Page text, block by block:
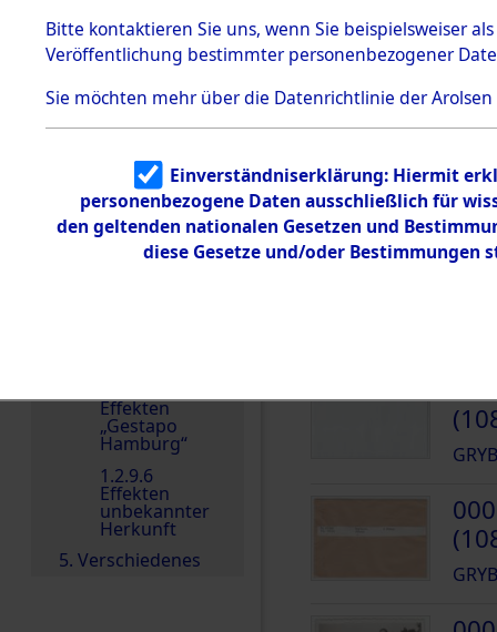
Effekten aus
dem KZ
Dachau,
Landesentsch
ädigungsamt
Effekten aus
dem KZ
Neuengamm
e
Dokument
Effekten
„Gestapo
Hamburg“
1.2.9.6
Effekten
unbekannter
Herkunft
5. Verschiedenes
Die Personalien des
wurden nach der
Inventarisierung und
andere Berechtigte)
Häftlingsnummer
18434
Bitte kontaktieren Sie uns, wenn Sie beispielsweiser
Veröffentlichung bestimmter personenbezogener
Sie möchten mehr über die Datenrichtlinie der Arolsen
Einverständniserklärung: Hiermit
personenbezogene Daten ausschließlich für
den geltenden nationalen Gesetzen und
diese Gesetze und/oder Bestimmungen